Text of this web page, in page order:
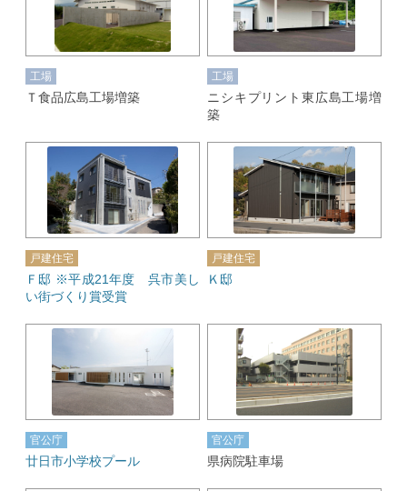
工場
Ｔ食品広島工場増築
工場
ニシキプリント東広島工場増
築
戸建住宅
Ｆ邸 ※平成21年度 呉市美し
い街づくり賞受賞
戸建住宅
Ｋ邸
官公庁
廿日市小学校プール
官公庁
県病院駐車場